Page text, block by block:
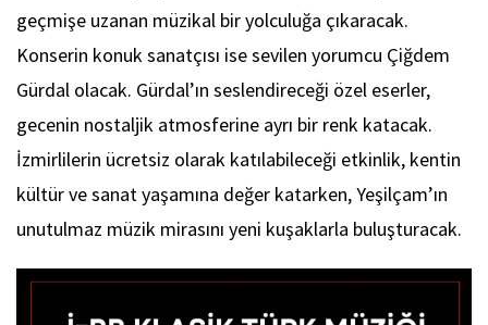
geçmişe uzanan müzikal bir yolculuğa çıkaracak.
Konserin konuk sanatçısı ise sevilen yorumcu Çiğdem
Gürdal olacak. Gürdal’ın seslendireceği özel eserler,
gecenin nostaljik atmosferine ayrı bir renk katacak.
İzmirlilerin ücretsiz olarak katılabileceği etkinlik, kentin
kültür ve sanat yaşamına değer katarken, Yeşilçam’ın
unutulmaz müzik mirasını yeni kuşaklarla buluşturacak.